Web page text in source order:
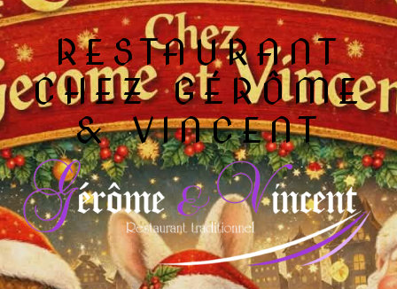
RESTAURANT
CHEZ GÉRÔME
& VINCENT